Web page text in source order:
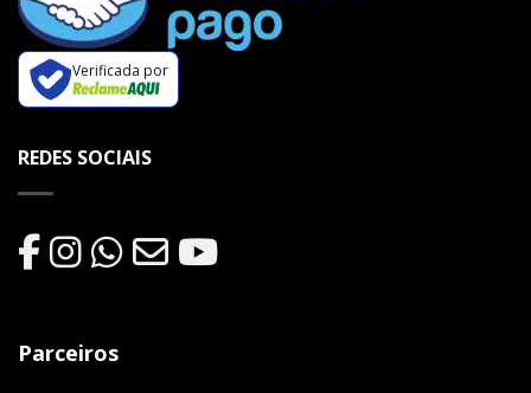
Verificada por
REDES SOCIAIS
Parceiros